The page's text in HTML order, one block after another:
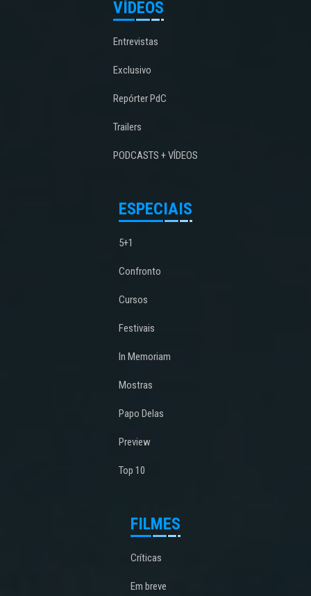
VÍDEOS
Entrevistas
Exclusivo
Repórter PdC
Trailers
PODCASTS + VÍDEOS
ESPECIAIS
5+1
Confronto
Cursos
Festivais
In Memoriam
Mostras
Papo Delas
Preview
Top 10
FILMES
Críticas
Em breve